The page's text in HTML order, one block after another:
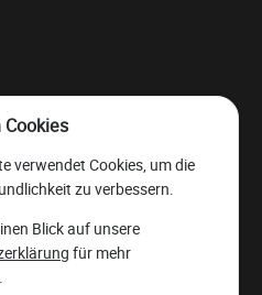
en-Famenne
Über uns
Der wallonische
verwendet Cookies, um die
zu verbessern.
Blick auf unsere
für mehr